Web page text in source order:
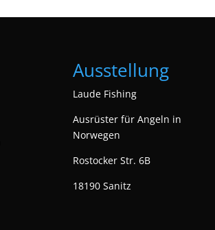
Ausstellung
Laude Fishing
Ausrüster für Angeln in
Norwegen
Rostocker Str. 6B
18190 Sanitz